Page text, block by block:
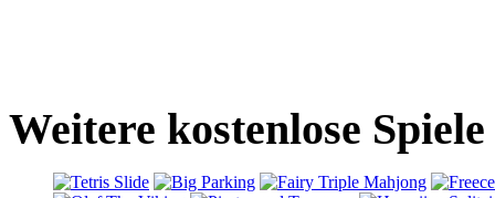
Weitere kostenlose